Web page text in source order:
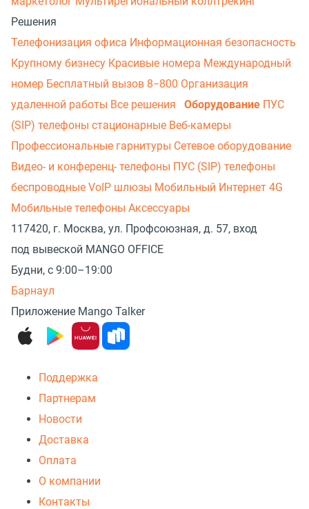
Решения
Телефонизация офиса Информационная безопасность
Крупному бизнесу Красивые номера Международный
номер Бесплатный вызов 8−800 Организация
удаленной работы Все решения Оборудование ПУС
(SIP) телефоны стационарные Веб-камеры
Профессиональные гарнитуры Сетевое оборудование
Видео- и конференц- телефоны ПУС (SIP) телефоны
беспроводные VoIP шлюзы Мобильный Интернет 4G
Мобильные телефоны Аксессуары
117420, г. Москва, ул. Профсоюзная, д. 57, вход
под вывеской MANGO OFFICE
Будни, с 9:00–19:00
Барнаул
Приложение Mango Talker
Поддержка
Партнерам
Новости
Доставка
Оплата
О компании
Контакты